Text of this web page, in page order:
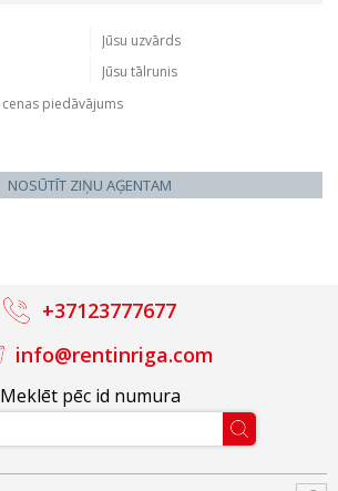
NOSŪTĪT ZIŅU AĢENTAM
Meklēt pēc id numura
info@rentinriga.com
+37123777677